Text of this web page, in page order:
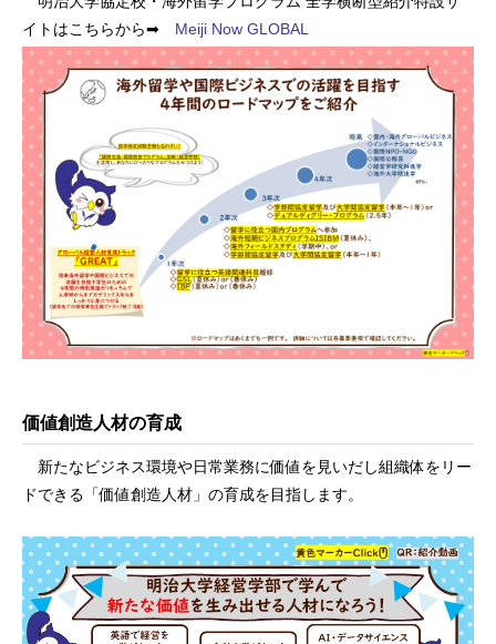
イトはこちらから➡ Meiji Now GLOBAL
価値創造人材の育成
新たなビジネス環境や日常業務に価値を見いだし組織体をリー
ドできる「価値創造人材」の育成を目指します。